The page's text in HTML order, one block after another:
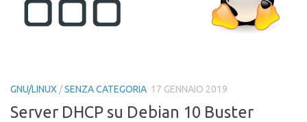
GNU/LINUX /SENZA CATEGORIA 17 GENNAIO 2019
Server DHCP su Debian 10 Buster